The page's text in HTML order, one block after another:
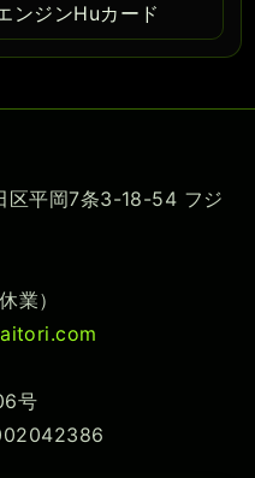
ンジンHuカード
区平岡7条3-18-54 フジ
業）
号